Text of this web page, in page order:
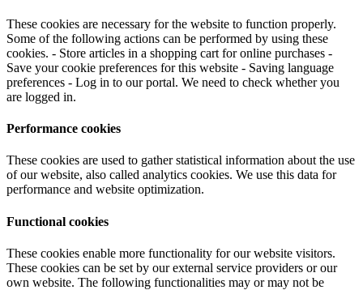
These cookies are necessary for the website to function properly.
Some of the following actions can be performed by using these
cookies. - Store articles in a shopping cart for online purchases -
Save your cookie preferences for this website - Saving language
preferences - Log in to our portal. We need to check whether you
are logged in.
Performance cookies
These cookies are used to gather statistical information about the use
of our website, also called analytics cookies. We use this data for
performance and website optimization.
Functional cookies
These cookies enable more functionality for our website visitors.
These cookies can be set by our external service providers or our
own website. The following functionalities may or may not be